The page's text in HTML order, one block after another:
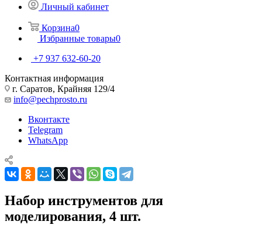
Личный кабинет
Корзина0
Избранные товары0
+7 937 632-60-20
Контактная информация
г. Саратов, Крайняя 129/4
info@pechprosto.ru
Вконтакте
Telegram
WhatsApp
Набор инструментов для
моделирования, 4 шт.